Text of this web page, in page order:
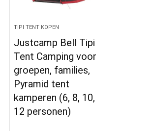
TIPI TENT KOPEN
Justcamp Bell Tipi
Tent Camping voor
groepen, families,
Pyramid tent
kamperen (6, 8, 10,
12 personen)